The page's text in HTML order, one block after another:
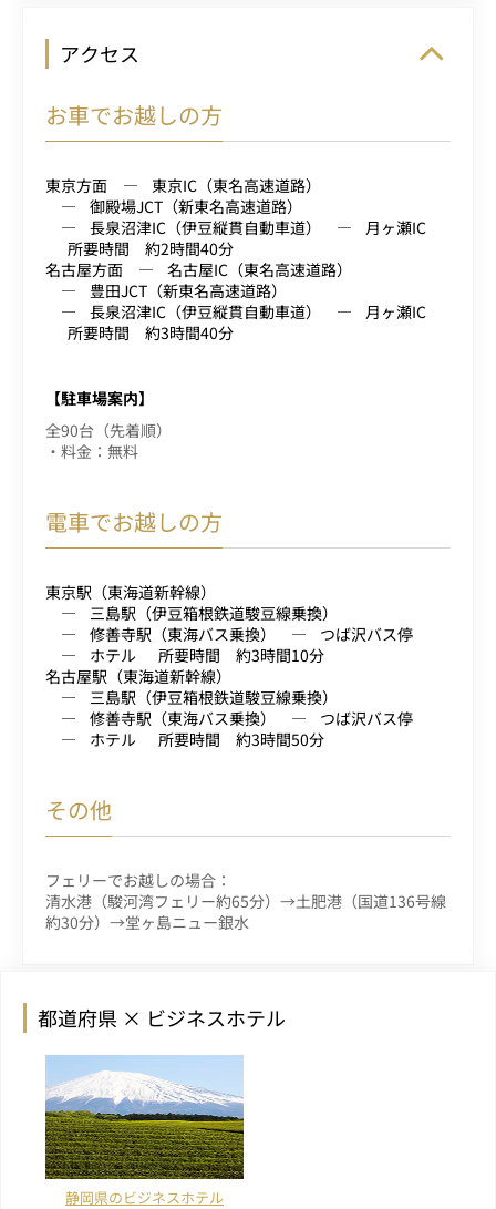
アクセス
お車でお越しの方
東京方面
東京IC（東名高速道路）
御殿場JCT（新東名高速道路）
長泉沼津IC（伊豆縦貫自動車道）
月ヶ瀬IC
所要時間 約2時間40分
名古屋方面
名古屋IC（東名高速道路）
豊田JCT（新東名高速道路）
長泉沼津IC（伊豆縦貫自動車道）
月ヶ瀬IC
所要時間 約3時間40分
【駐車場案内】
全90台（先着順）
・料金：無料
電車でお越しの方
東京駅（東海道新幹線）
三島駅（伊豆箱根鉄道駿豆線乗換）
修善寺駅（東海バス乗換）
つば沢バス停
ホテル
所要時間 約3時間10分
名古屋駅（東海道新幹線）
三島駅（伊豆箱根鉄道駿豆線乗換）
修善寺駅（東海バス乗換）
つば沢バス停
ホテル
所要時間 約3時間50分
その他
フェリーでお越しの場合：
清水港（駿河湾フェリー約65分）→土肥港（国道136号線
約30分）→堂ヶ島ニュー銀水
都道府県 × ビジネスホテル
静岡県のビジネスホテル